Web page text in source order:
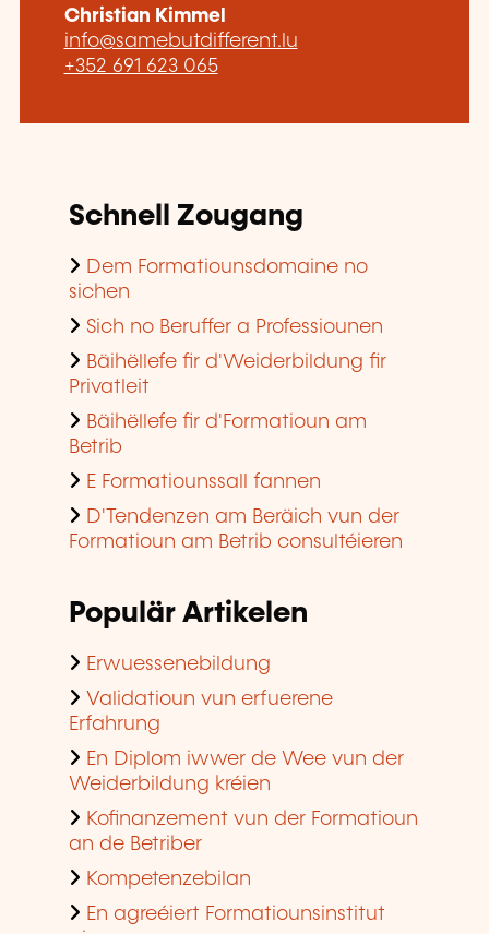
Christian Kimmel
info@samebutdifferent.lu
+352 691 623 065
Schnell Zougang
Dem Formatiounsdomaine no
sichen
Sich no Beruffer a Professiounen
Bäihëllefe fir d'Weiderbildung fir
Privatleit
Bäihëllefe fir d'Formatioun am
Betrib
E Formatiounssall fannen
D'Tendenzen am Beräich vun der
Formatioun am Betrib consultéieren
Populär Artikelen
Erwuessenebildung
Validatioun vun erfuerene
Erfahrung
En Diplom iwwer de Wee vun der
Weiderbildung kréien
Kofinanzement vun der Formatioun
an de Betriber
Kompetenzebilan
En agreéiert Formatiounsinstitut